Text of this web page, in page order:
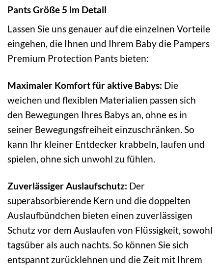
Pants Größe 5 im Detail
Lassen Sie uns genauer auf die einzelnen Vorteile
eingehen, die Ihnen und Ihrem Baby die Pampers
Premium Protection Pants bieten:
Maximaler Komfort für aktive Babys: Die
weichen und flexiblen Materialien passen sich
den Bewegungen Ihres Babys an, ohne es in
seiner Bewegungsfreiheit einzuschränken. So
kann Ihr kleiner Entdecker krabbeln, laufen und
spielen, ohne sich unwohl zu fühlen.
Zuverlässiger Auslaufschutz: Der
superabsorbierende Kern und die doppelten
Auslaufbündchen bieten einen zuverlässigen
Schutz vor dem Auslaufen von Flüssigkeit, sowohl
tagsüber als auch nachts. So können Sie sich
entspannt zurücklehnen und die Zeit mit Ihrem